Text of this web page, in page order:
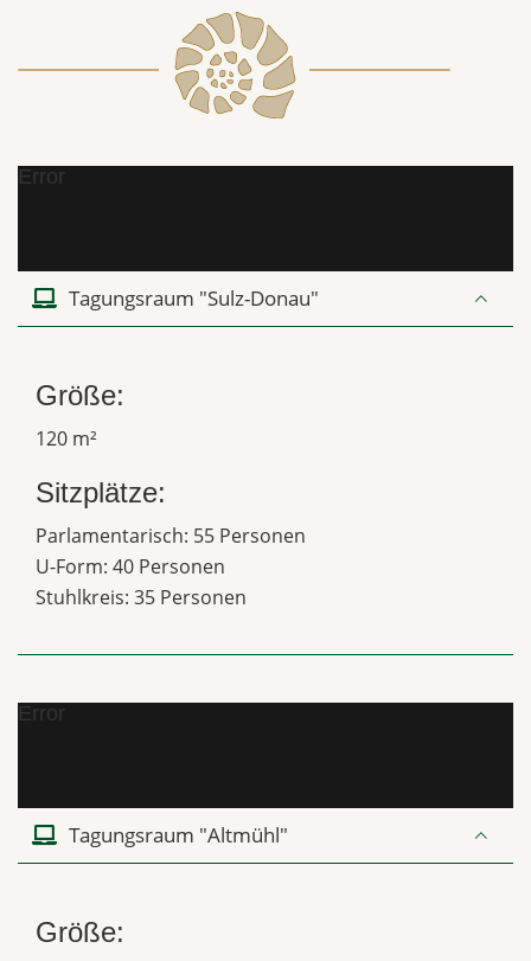
Error
Tagungsraum "Sulz-Donau"
Größe:
120 m²
Sitzplätze:
Parlamentarisch: 55 Personen
U-Form: 40 Personen
Stuhlkreis: 35 Personen
Error
Tagungsraum "Altmühl"
Größe: